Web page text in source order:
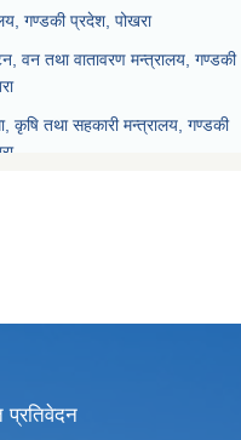
गण्डकी प्रदेश, पोखरा
वन तथा वातावरण मन्त्रालय, गण्डकी
कृषि तथा सहकारी मन्त्रालय, गण्डकी
प्रतिवेदन